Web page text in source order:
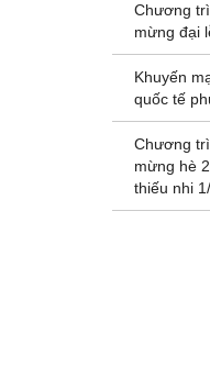
Chương
mừng đại
Khuyến
quốc tế
Chương
mừng hè
thiếu nhi